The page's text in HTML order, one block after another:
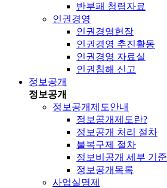
반부패 청렴자료
인권경영
인권경영헌장
인권경영 추진활동
인권경영 자료실
인권침해 신고
정보공개
정보공개
정보공개제도안내
정보공개제도란?
정보공개 처리 절차
불복구제 절차
정보비공개 세부 기준
정보공개목록
사업실명제